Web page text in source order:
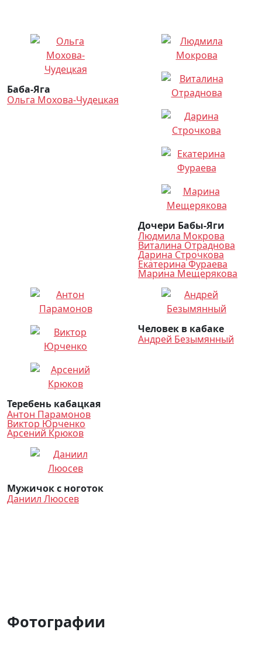
Баба-Яга
Ольга Мохова-Чудецкая
Дочери Бабы-Яги
Людмила Мокрова
Виталина Отраднова
Дарина Строчкова
Екатерина Фураева
Марина Мещерякова
Теребень кабацкая
Антон Парамонов
Виктор Юрченко
Арсений Крюков
Человек в кабаке
Андрей Безымянный
Мужичок с ноготок
Даниил Люосев
Фотографии